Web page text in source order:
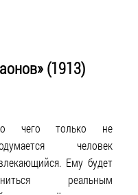
(1913)
чего только не
человек
Ему будет
реальным